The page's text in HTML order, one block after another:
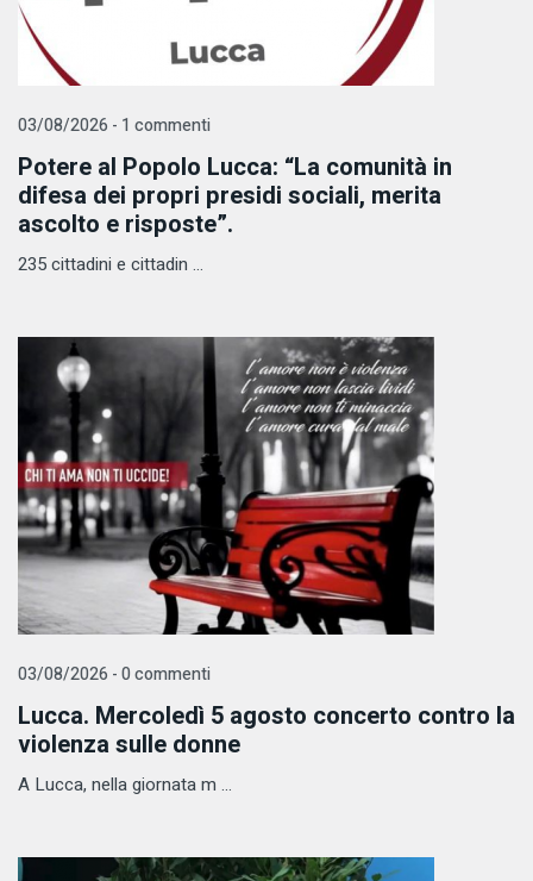
03/08/2026 - 1 commenti
Potere al Popolo Lucca: “La comunità in
difesa dei propri presidi sociali, merita
ascolto e risposte”.
235 cittadini e cittadin ...
03/08/2026 - 0 commenti
Lucca. Mercoledì 5 agosto concerto contro la
violenza sulle donne
A Lucca, nella giornata m ...